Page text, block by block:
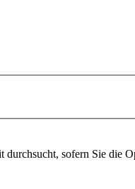
sofern Sie die